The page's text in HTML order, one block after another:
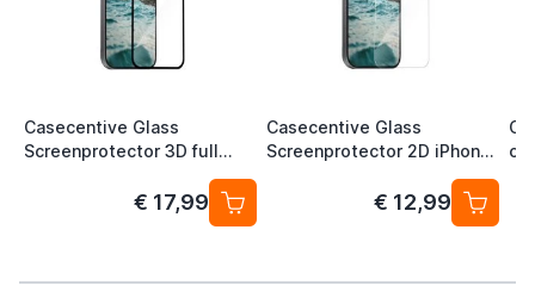
Casecentive Glass
Screenprotector 3D full
cover iPhone 13 / iPhone 13
€ 17,99
Casecentive Glass
Screenprotector 2D iPhone
€ 12,99